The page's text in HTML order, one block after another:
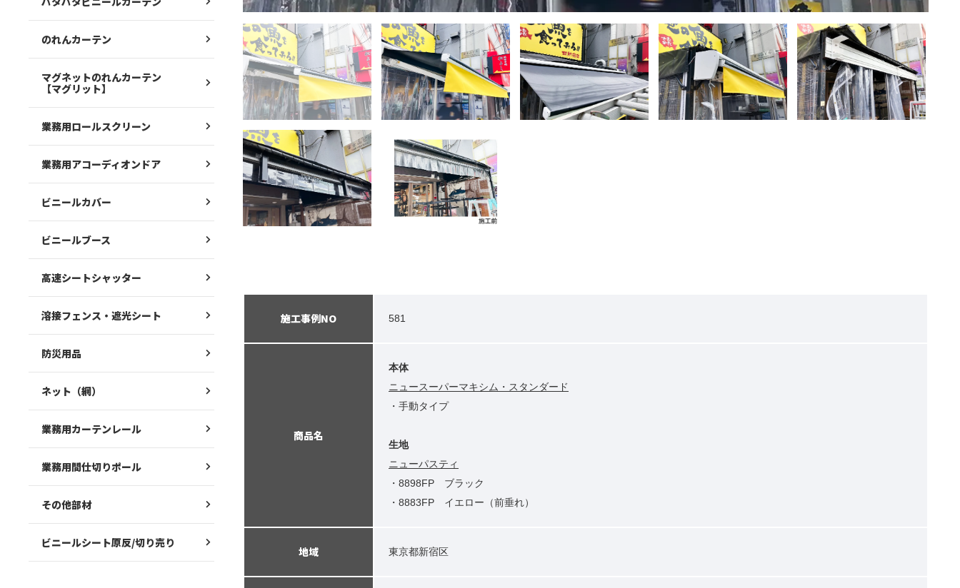
のれんカーテン
マグネットのれんカーテン
【マグリット】
業務用ロールスクリーン
業務用アコーディオンドア
ビニールカバー
ビニールブース
高速シートシャッター
溶接フェンス・遮光シート
防災用品
ネット（網）
業務用カーテンレール
業務用間仕切りポール
その他部材
ビニールシート原反/切り売り
施工事例NO 581
商品名
本体
ニュースーパーマキシム・スタンダード
・手動タイプ
生地
ニューパスティ
・8898FP ブラック
・8883FP イエロー（前垂れ）
地域 東京都新宿区